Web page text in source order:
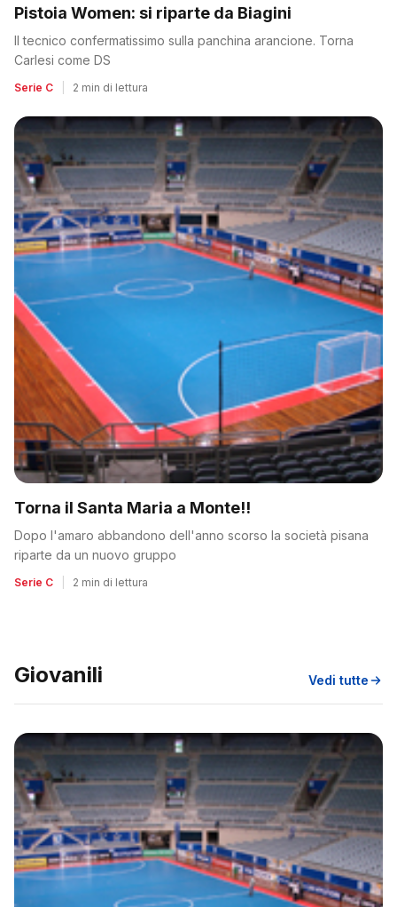
Pistoia Women: si riparte da Biagini
Il tecnico confermatissimo sulla panchina arancione. Torna
Carlesi come DS
Serie C 2 min di lettura
Torna il Santa Maria a Monte!!
Dopo l'amaro abbandono dell'anno scorso la società pisana
riparte da un nuovo gruppo
Serie C 2 min di lettura
Giovanili Vedi tutte